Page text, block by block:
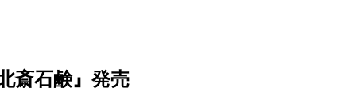
斎石鹸』発売